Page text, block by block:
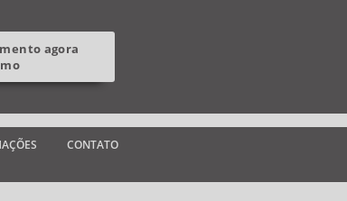
agora
CONTATO